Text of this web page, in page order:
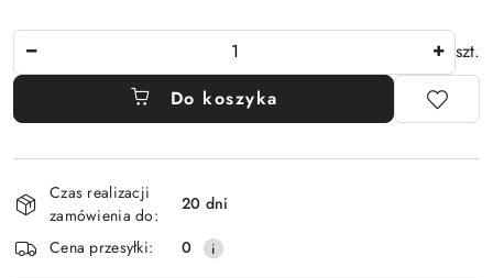
szt.
Do koszyka
Dostępność
i
dostawa
Czas realizacji
zamówienia do:
20 dni
Cena przesyłki:
0